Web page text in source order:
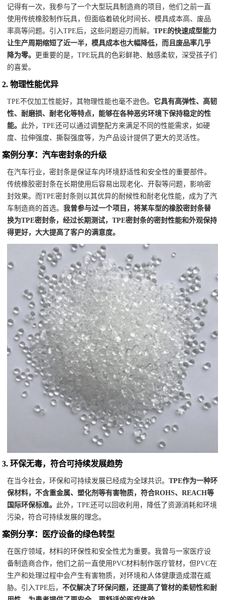
记得有一次，我参与了一个大型玩具制造商的项目，他们之前一直
使用传统橡胶制作玩具，但面临着硫化时间长、模具成本高、废品
率高等问题。引入TPE后，这些问题迎刃而解。TPE的快速成型能力
让生产周期缩短了近一半，模具成本也大幅降低，而且废品率几乎
降为零。
更重要的是，TPE玩具的色彩鲜艳、触感柔软，深受孩子们
的喜爱。
2.物理性能优异
TPE不仅加工性能好，其物理性能也毫不逊色。 它具有高弹性、高韧
性、耐磨损、耐老化等特点，能够在各种恶劣环境下保持稳定的性
能。 此外，TPE还可以通过调整配方来满足不同的性能需求，如硬
度、拉伸强度、撕裂强度等，为产品设计提供了更大的灵活性。
案例分享：汽车密封条的升级
在汽车行业，密封条是保证车内环境舒适性和安全性的重要部件。
传统橡胶密封条在长期使用后容易出现老化、开裂等问题，影响密
封效果。而TPE密封条则以其优异的耐候性和耐老化性能，成为了汽
车制造商的首选。我曾参与过一个项目，将某车型的橡胶密封条替
换为TPE密封条，经过长期测试，TPE密封条的密封性能和外观保持
得更好，大大提高了客户的满意度。
3.环保无毒，符合可持续发展趋势
在当今社会，环保和可持续发展已经成为全球共识。TPE作为一种环
保材料，不含重金属、塑化剂等有害物质，符合ROHS、REACH等
国际环保标准。 此外，TPE还可以回收利用，降低了资源消耗和环境
污染，符合可持续发展的理念。
案例分享：医疗设备的绿色转型
在医疗领域，材料的环保性和安全性尤为重要。我曾与一家医疗设
备制造商合作，他们之前一直使用PVC材料制作医疗管材，但PVC在
生产和处理过程中会产生有害物质，对环境和人体健康造成潜在威
胁。引入TPE后，不仅解决了环保问题，还提高了管材的柔韧性和耐